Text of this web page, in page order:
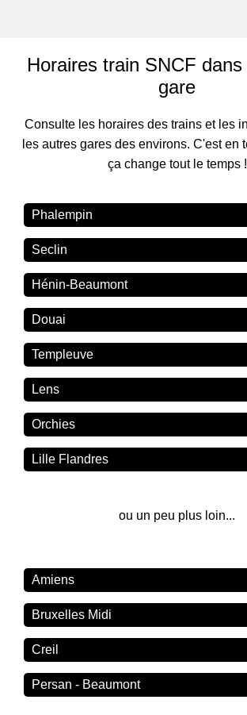
Horaires train SNCF
gare
Consulte les horaires des trains et les
les autres gares des environs. C'est en
ça change tout le temps !
Phalempin
Seclin
Hénin-Beaumont
Douai
Templeuve
Lens
Orchies
Lille Flandres
ou un peu plus loin...
Amiens
Bruxelles Midi
Creil
Persan - Beaumont